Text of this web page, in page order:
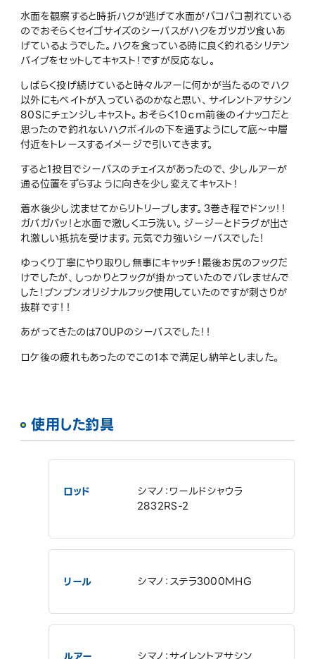
水面を観察すると時折ハクが逃げて水面がパコパコ割れている
のでおそらくセイゴサイズのシーバスがハクをガツガツ食いあ
げているようでした。ハクを食っている時に良く釣れるシリテン
バイブをセットしてキャスト！ですが反応なし。
しばらく投げ続けていると時々ルアーに何かが当たるのでハク
以外にもベイトが入っているのかなと思い、サイレントアサシン
80Sにチェンジしキャスト。おそらく10ｃｍ前後のイナッコだと
思ったので釣れないハクボイルの下を通すようにして底～中層
付近をトレースするイメージで引いてきます。
すると1投目でシーバスのチェイスがあったので、少しルアーが
通る位置をずらすように向きを少し変えてキャスト！
着水後少し沈ませてからリトリーブします。3巻き程でドンッ！！
ガバガバッ！と水面で激しくエラ洗い。ジージーとドラグが出さ
れ激しい抵抗を受けます。元気で力強いシーバスでした！
ゆっくり丁寧にやり取りし無事にキャッチ！最後お尻のフックだ
けでしたが、しっかりとフックが掛かっていたのでバレませんで
した！ブンブンオリジナルフック使用していたのですが刺さりが
抜群です！！
あがってきたのは70UPのシーバスでした！！
ロケ後の疲れもあったのでこの1本で満足し納竿としました。
使用した釣具
ロッド
シマノ：ワールドシャウラ
2832RS-2
リール シマノ：ステラ3000MHG